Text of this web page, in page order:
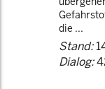
die ...
Stand:
Dialog: